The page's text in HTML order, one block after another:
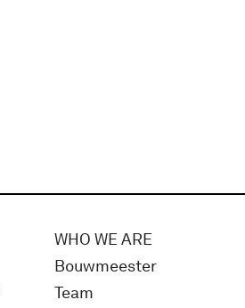
WHO WE ARE
Bouwmeester
Team